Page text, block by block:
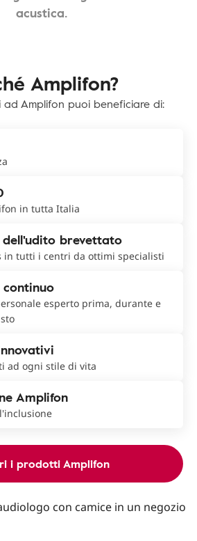
acustica.
Amplifon?
Amplifon puoi beneficiare di:
in tutta Italia
brevettato
in tutti i centri da ottimi specialisti
esperto prima, durante e
ad ogni stile di vita
Amplifon
i prodotti Amplifon